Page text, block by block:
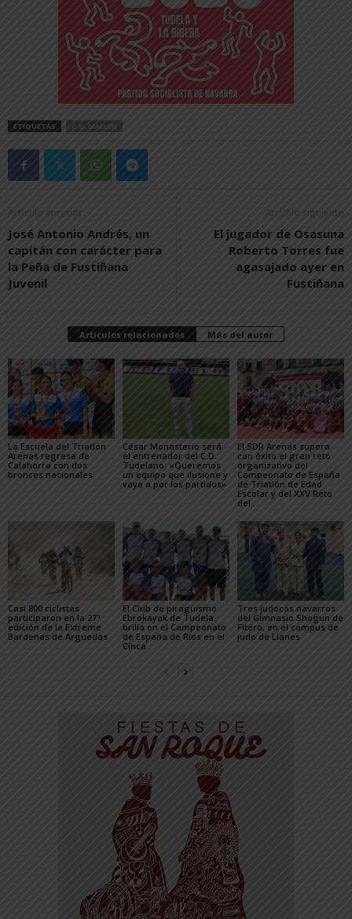
ETIQUETAS C.D. MALLEN
Artículo anterior
José Antonio Andrés, un
capitán con carácter para
la Peña de Fustiñana
Juvenil
Artículo siguiente
El jugador de Osasuna
Roberto Torres fue
agasajado ayer en
Fustiñana
Artículos relacionados Más del autor
La Escuela del Triatlón
Arenas regresa de
Calahorra con dos
bronces nacionales
César Monasterio será
el entrenador del C.D.
Tudelano: «Queremos
un equipo que ilusione y
vaya a por los partidos»
El SDR Arenas supera
con éxito el gran reto
organizativo del
Campeonato de España
de Triatlón de Edad
Escolar y del XXV Reto
del...
Casi 800 ciclistas
participaron en la 27ª
edición de la Extreme
Bardenas de Arguedas
El Club de piragüismo
Ebrokayak de Tudela
brilla en el Campeonato
de España de Ríos en el
Cinca
Tres judocas navarros
del Gimnasio Shogun de
Fitero, en el campus de
judo de Llanes